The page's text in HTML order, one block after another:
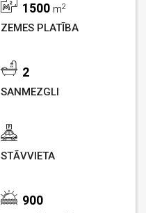
1500 m2
ZEMES PLATĪBA
2
SANMEZGLI
STĀVVIETA
900